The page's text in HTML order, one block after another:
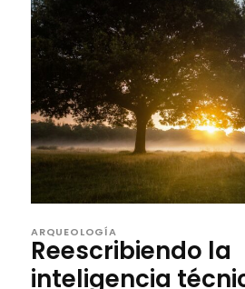
ARQUEOLOGÍA
Reescribiendo la
inteligencia